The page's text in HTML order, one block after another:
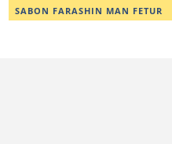
SABON FARASHIN MAN FETUR